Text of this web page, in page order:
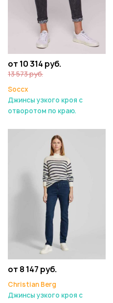
от 10 314 руб.
13 573 руб.
Soccx
Джинсы узкого кроя с
отворотом по краю.
от 8 147 руб.
Christian Berg
Джинсы узкого кроя с